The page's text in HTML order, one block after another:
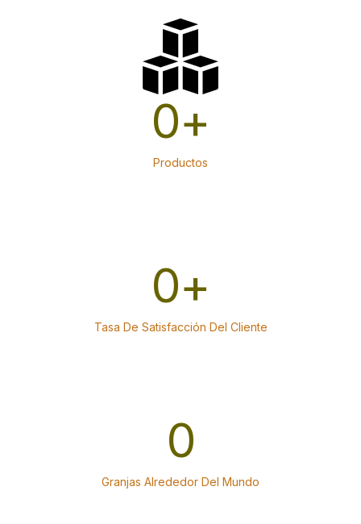
Productos
0+
Tasa De Satisfacción Del Cliente
0+
Granjas Alrededor Del Mundo
0